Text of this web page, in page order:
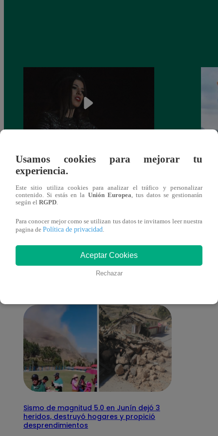
¿Yahaira Plasencia y Maritza Rodríguez
más unidas que nunca?
También te puede
interesar
Sismo de magnitud 5.0 en Junín dejó 3
heridos, destruyó hogares y propició
desprendimientos
Usamos cookies para mejorar tu
experiencia.
Este sitio utiliza cookies para analizar el tráfico y personalizar
contenido. Si estás en la Unión Europea, tus datos se gestionarán
según el RGPD.
Para conocer mejor como se utilizan tus datos te invitamos leer nuestra
pagina de Política de privacidad.
Aceptar Cookies
Rechazar